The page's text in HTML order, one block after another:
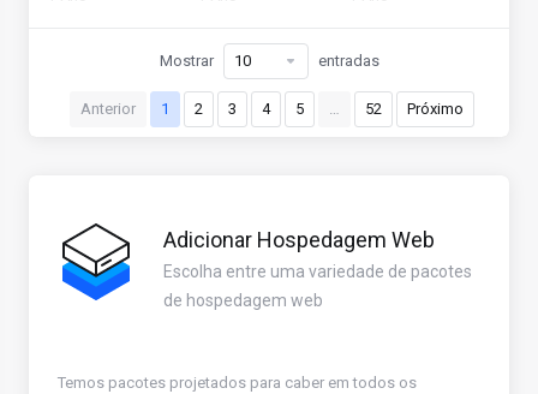
Anterior 1 2 3 4 5 … 52 Próximo
Mostrar entradas
Adicionar Hospedagem Web
Escolha entre uma variedade de pacotes
de hospedagem web
Temos pacotes projetados para caber em todos os